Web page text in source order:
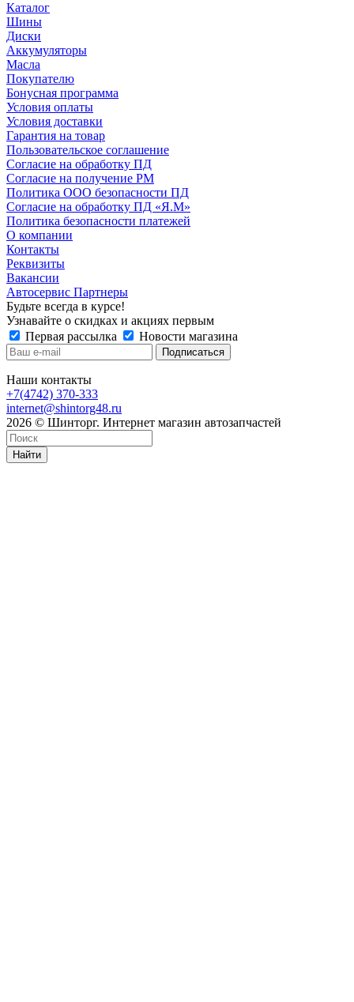
Каталог
Шины
Диски
Аккумуляторы
Масла
Покупателю
Бонусная программа
Условия оплаты
Условия доставки
Гарантия на товар
Пользовательское соглашение
Согласие на обработку ПД
Согласие на получение РМ
Политика ООО безопасности ПД
Согласие на обработку ПД «Я.М»
Политика безопасности платежей
О компании
Контакты
Реквизиты
Вакансии
Автосервис Партнеры
Будьте всегда в курсе!
Узнавайте о скидках и акциях первым
Первая рассылка
Новости магазина
Наши контакты
+7(4742) 370-333
internet@shintorg48.ru
2026 © Шинторг. Интернет магазин автозапчастей
Найти